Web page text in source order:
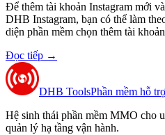
Để thêm tài khoản Instagram mới
DHB Instagram, bạn có thể làm
diện phần mềm chọn thêm tài
Đọc tiếp →
DHB ToolsPhần mềm hỗ
Hệ sinh thái phần mềm MMO cho
quản lý hạ tầng vận hành.